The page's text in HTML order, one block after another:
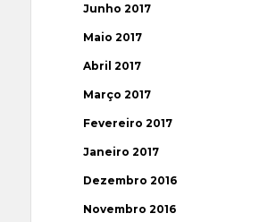
Junho 2017
Maio 2017
Abril 2017
Março 2017
Fevereiro 2017
Janeiro 2017
Dezembro 2016
Novembro 2016